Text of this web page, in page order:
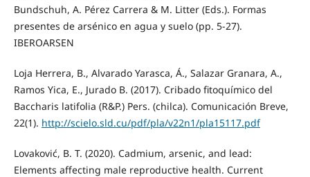
Bundschuh, A. Pérez Carrera & M. Litter (Eds.). Formas
presentes de arsénico en agua y suelo (pp. 5-27).
IBEROARSEN
Loja Herrera, B., Alvarado Yarasca, Á., Salazar Granara, A.,
Ramos Yica, E., Jurado B. (2017). Cribado fitoquímico del
Baccharis latifolia (R&P.) Pers. (chilca). Comunicación Breve,
22(1). http://scielo.sld.cu/pdf/pla/v22n1/pla15117.pdf
Lovaković, B. T. (2020). Cadmium, arsenic, and lead:
Elements affecting male reproductive health. Current